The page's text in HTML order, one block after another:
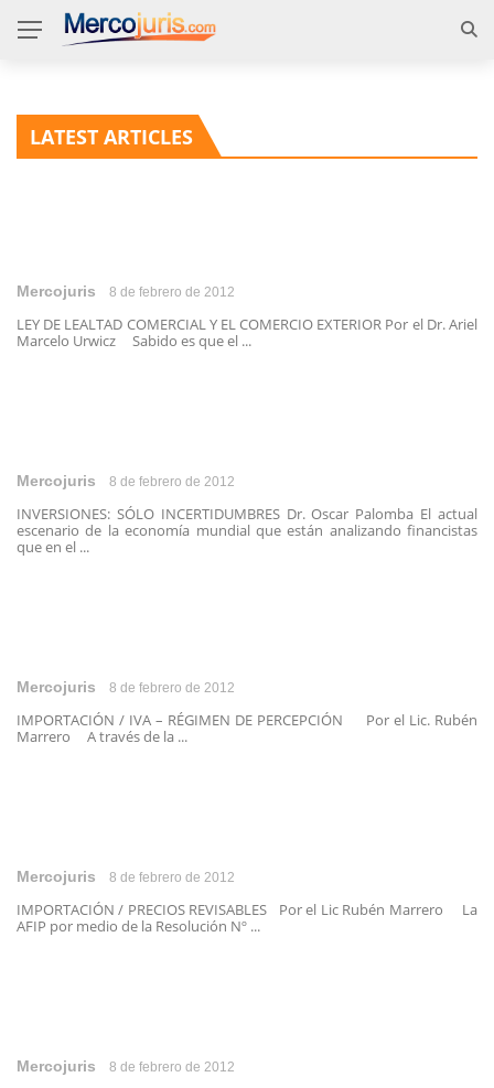
LATEST ARTICLES
Mercojuris 8 de febrero de 2012
LEY DE LEALTAD COMERCIAL Y EL COMERCIO EXTERIOR Por el Dr. Ariel
Marcelo Urwicz Sabido es que el ...
Mercojuris 8 de febrero de 2012
INVERSIONES: SÓLO INCERTIDUMBRES Dr. Oscar Palomba El actual
escenario de la economía mundial que están analizando financistas
que en el ...
Mercojuris 8 de febrero de 2012
IMPORTACIÓN / IVA – RÉGIMEN DE PERCEPCIÓN Por el Lic. Rubén
Marrero A través de la ...
Mercojuris 8 de febrero de 2012
IMPORTACIÓN / PRECIOS REVISABLES Por el Lic Rubén Marrero La
AFIP por medio de la Resolución Nº ...
Mercojuris 8 de febrero de 2012